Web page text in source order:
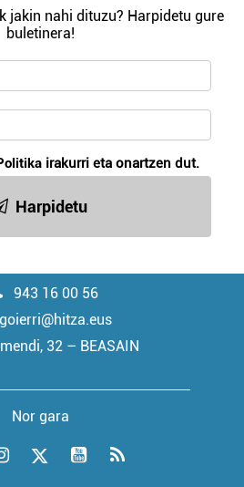
jakin nahi dituzu? Harpidetu gure
buletinera!
irakurri eta onartzen dut.
Harpidetu
943 16 00 56
goierri@hitza.eus
32 – BEASAIN
Nor gara